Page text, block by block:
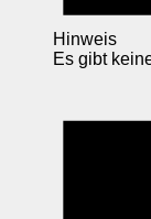
Hinweis
Es gibt